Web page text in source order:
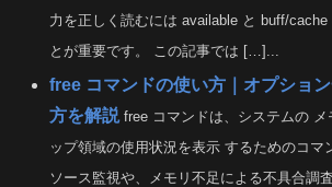
力を正しく読むには available と buff/cache
とが重要です。 この記事では […]...
free コマンドの使い方｜オプショ
方を解説 free コマンドは、システムの メ
ップ領域の使用状況を表示 するためのコマ
ソース監視や、メモリ不足による不具合調